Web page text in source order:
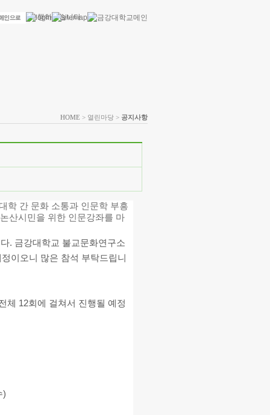
HOME > 열린마당 > 공지사항
학 간 문화 소통과 인문학 부흥
산시민을 위한 인문강좌를 마
. 금강대학교 불교문화연구소
이오니 많은 참석 부탁드립니
체 12회에 걸쳐서 진행될 예정
)